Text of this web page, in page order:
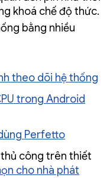
khoá chế độ thức.
bằng nhiều
theo dõi hệ thống
trong Android
Perfetto
công trên thiết
cho nhà phát